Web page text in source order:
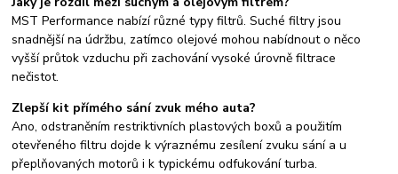
MST Performance nabízí různé typy filtrů. Suché filtry jsou
snadnější na údržbu, zatímco olejové mohou nabídnout o něco
vyšší průtok vzduchu při zachování vysoké úrovně filtrace
nečistot.
Zlepší kit přímého sání zvuk mého auta?
Ano, odstraněním restriktivních plastových boxů a použitím
otevřeného filtru dojde k výraznému zesílení zvuku sání a u
přeplňovaných motorů i k typickému odfukování turba.